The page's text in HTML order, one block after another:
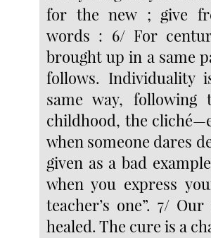
for the new ; give
words : 6/ For
brought up in a same
follows. Individuality
same way,
childhood, the
when someone dares
given as a bad
when you express
teacher’s one”. 7/
healed. The cure is a